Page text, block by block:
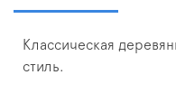
Классическая
стиль.